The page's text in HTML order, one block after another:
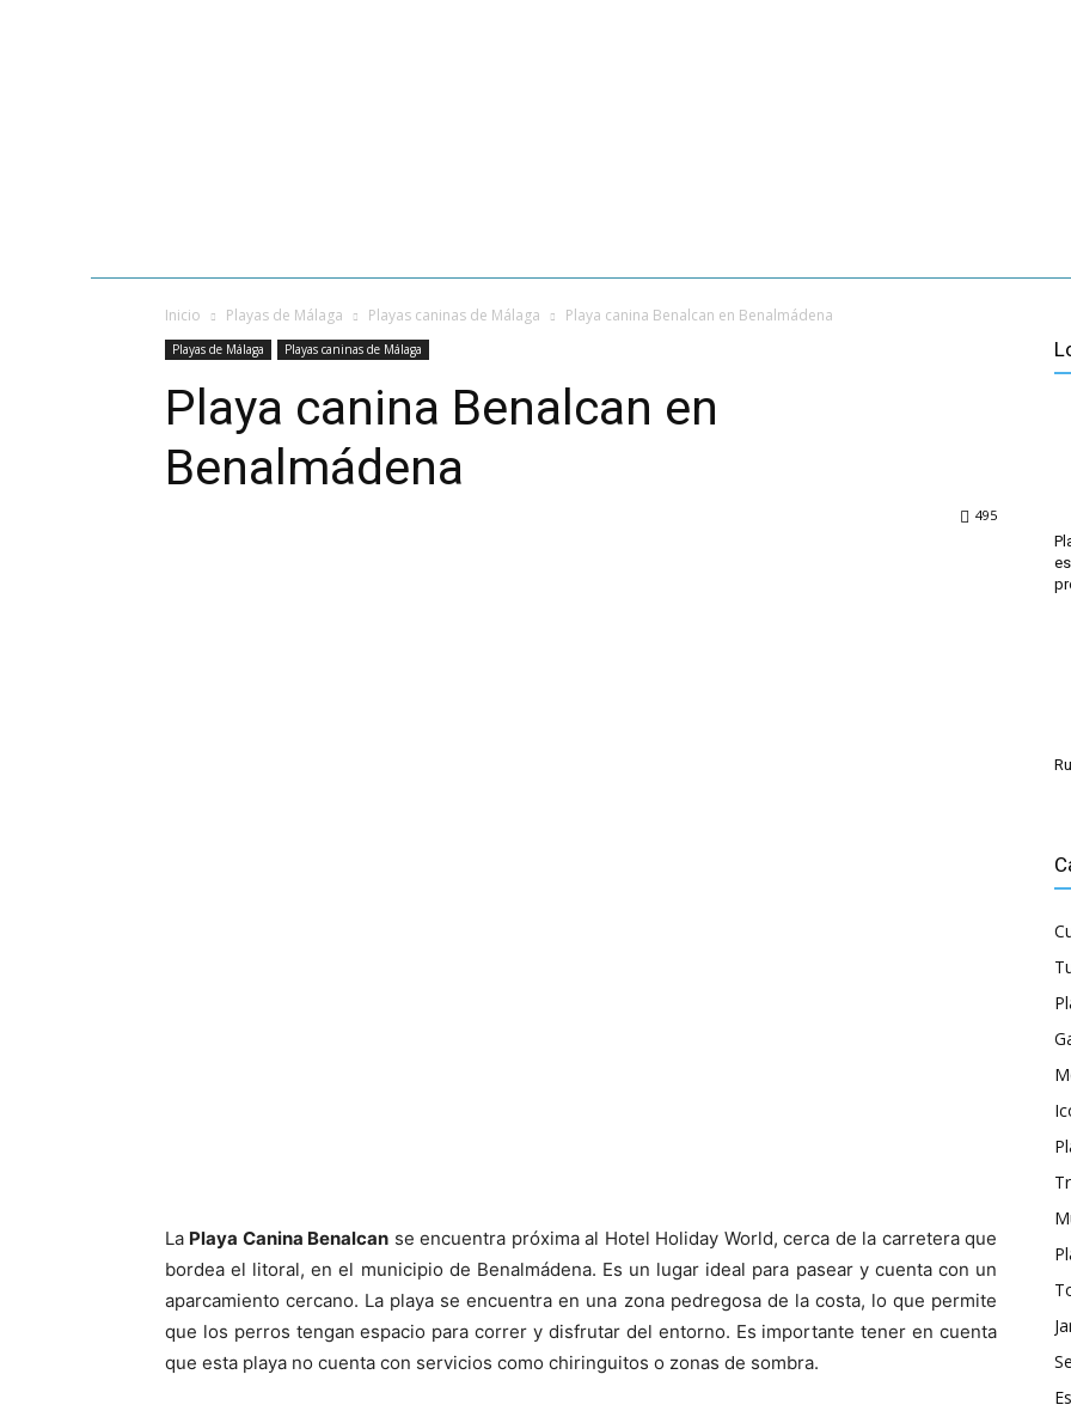
Inicio Playas de Málaga Playas caninas de Málaga Playa canina Benalcan en Benalmádena
Playas de Málaga Playas caninas de Málaga
Playa canina Benalcan en
Benalmádena
495
La Playa Canina Benalcan se encuentra próxima al Hotel Holiday World, cerca de la carretera que
bordea el litoral, en el municipio de Benalmádena. Es un lugar ideal para pasear y cuenta con un
aparcamiento cercano. La playa se encuentra en una zona pedregosa de la costa, lo que permite
que los perros tengan espacio para correr y disfrutar del entorno. Es importante tener en cuenta
que esta playa no cuenta con servicios como chiringuitos o zonas de sombra.